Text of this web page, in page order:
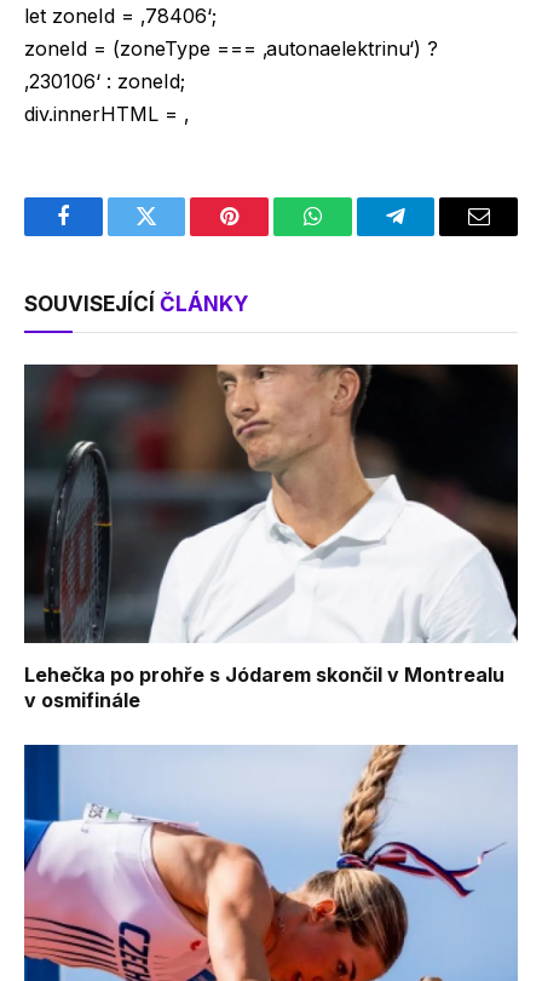
let zoneId = ‚78406‘;
zoneId = (zoneType === ‚autonaelektrinu‘) ?
‚230106‘ : zoneId;
div.innerHTML = ‚
FacebookTwitter Pinterest WhatsAppTelegramEmail
SOUVISEJÍCÍ ČLÁNKY
Lehečka po prohře s Jódarem skončil v Montrealu
v osmifinále